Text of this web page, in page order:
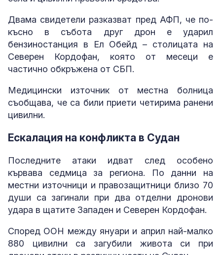
Двама свидетели разказват пред АФП, че по-
късно в събота друг дрон е ударил
бензиностанция в Ел Обейд – столицата на
Северен Кордофан, която от месеци е
частично обкръжена от СБП.
Медицински източник от местна болница
съобщава, че са били приети четирима ранени
цивилни.
Ескалация на конфликта в Судан
Последните атаки идват след особено
кървава седмица за региона. По данни на
местни източници и правозащитници близо 70
души са загинали при два отделни дронови
удара в щатите Западен и Северен Кордофан.
Според ООН между януари и април най-малко
880 цивилни са загубили живота си при